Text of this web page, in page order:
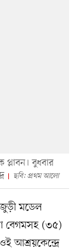
বুধবার
ছবি: প্রথম আলো
জুড়ী মডেল
বেগমসহ (৩৫)
আশ্রয়কেন্দ্রে